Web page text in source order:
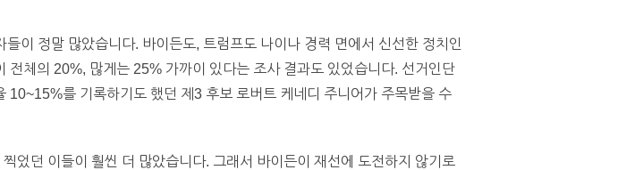
이 정말 많았습니다. 바이든도, 트럼프도 나이나 경력 면에서 신선한 정치인
전체의 20%, 많게는 25% 가까이 있다는 조사 결과도 있었습니다. 선거인단
10~15%를 기록하기도 했던 제3 후보 로버트 케네디 주니어가 주목받을 수
었던 이들이 훨씬 더 많았습니다. 그래서 바이든이 재선에 도전하지 않기로